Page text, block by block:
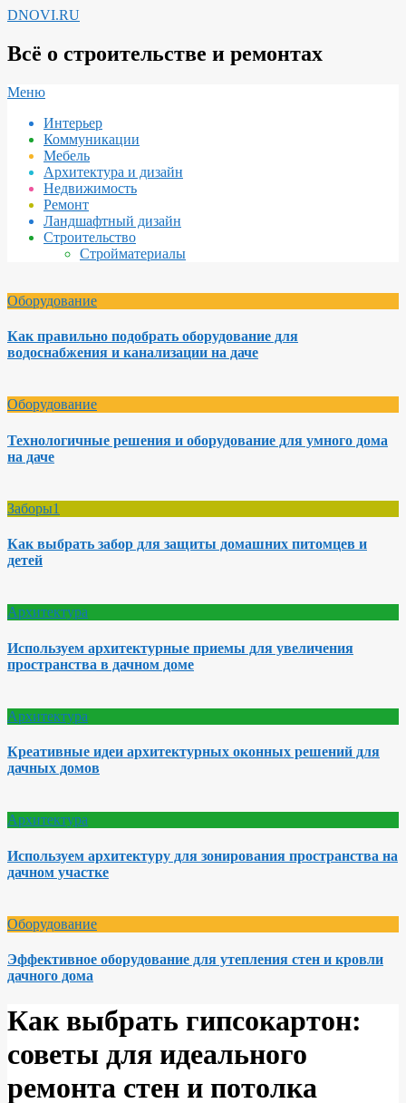
Перейти
содержимому
DNOVI.RU
Всё о строительстве и ремонтах
Вторичное
навигации
Меню
Интерьер
Коммуникации
Мебель
Архитектура и дизайн
Недвижимость
Ремонт
Ландшафтный дизайн
Строительство
Стройматериалы
Оборудование
Как правильно подобрать оборудование для
водоснабжения и канализации на даче
Оборудование
Технологичные решения и оборудование для умного дома
на даче
Заборы1
Как выбрать забор для защиты домашних питомцев и
детей
Архитектура
Используем архитектурные приемы для увеличения
пространства в дачном доме
Архитектура
Креативные идеи архитектурных оконных решений для
дачных домов
Архитектура
Используем архитектуру для зонирования пространства на
дачном участке
Оборудование
Эффективное оборудование для утепления стен и кровли
дачного дома
Как выбрать гипсокартон:
советы для идеального
ремонта стен и потолка